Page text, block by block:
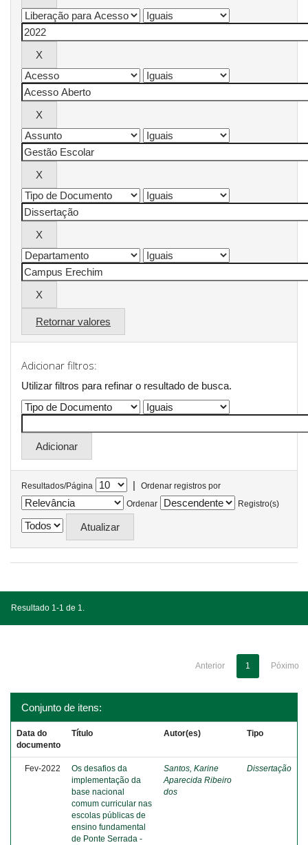
Retornar valores
Adicionar filtros:
Utilizar filtros para refinar o resultado de busca.
Resultados/Página |
Ordenar registros por
Ordenar
Registro(s)
Resultado 1-1 de 1.
Anterior 1 Póximo
Conjunto de itens:
Data do
documento
Título Autor(es) Tipo
Fev-2022
Os desafios da
implementação da
base nacional
comum curricular nas
escolas públicas de
ensino fundamental
de Ponte Serrada -
Santos, Karine
Aparecida Ribeiro
dos
Dissertação